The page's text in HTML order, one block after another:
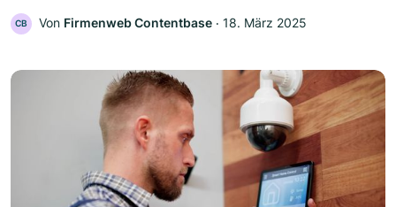
CB Von Firmenweb Contentbase ‧ 18. März 2025